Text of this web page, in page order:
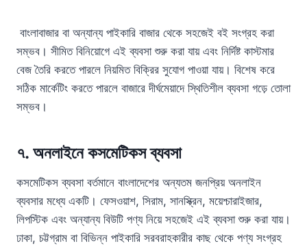
বাংলাবাজার বা অন্যান্য পাইকারি বাজার থেকে সহজেই বই সংগ্রহ করা
সম্ভব। সীমিত বিনিয়োগে এই ব্যবসা শুরু করা যায় এবং নির্দিষ্ট কাস্টমার
বেজ তৈরি করতে পারলে নিয়মিত বিক্রির সুযোগ পাওয়া যায়। বিশেষ করে
সঠিক মার্কেটিং করতে পারলে বাজারে দীর্ঘমেয়াদে স্থিতিশীল ব্যবসা গড়ে তোলা
সম্ভব।
৭. অনলাইনেকসমেটিকস ব্যবসা
কসমেটিকস ব্যবসা বর্তমানে বাংলাদেশের অন্যতম জনপ্রিয় অনলাইন
ব্যবসার মধ্যে একটি। ফেসওয়াশ, সিরাম, সানস্ক্রিন, ময়েশ্চারাইজার,
লিপস্টিক এবং অন্যান্য বিউটি পণ্য নিয়ে সহজেই এই ব্যবসা শুরু করা যায়।
ঢাকা, চট্টগ্রাম বা বিভিন্ন পাইকারি সরবরাহকারীর কাছ থেকে পণ্য সংগ্রহ